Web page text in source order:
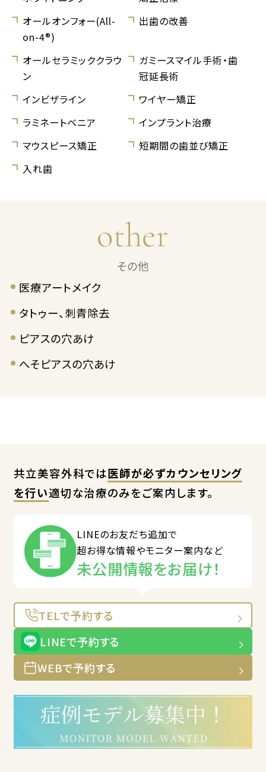
オールオンフォー(All-
on-4®)
出歯の改善
オールセラミッククラウ
ン
ガミースマイル手術・歯
冠延長術
インビザライン
ワイヤー矯正
ラミネートベニア
インプラント治療
マウスピース矯正
短期間の歯並び矯正
入れ歯
other
その他
医療アートメイク
タトゥー、刺青除去
ピアスの穴あけ
へそピアスの穴あけ
共立美容外科では医師が必ずカウンセリング
を行い適切な治療のみをご案内します。
LINEのお友だち追加で
超お得な情報やモニター案内など
未公開情報をお届け！
TELで予約する
LINEで予約する
WEBで予約する